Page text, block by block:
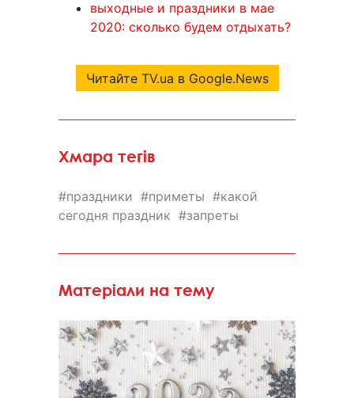
выходные и праздники в мае
2020: сколько будем отдыхать?
Читайте TV.ua в Google.News
Хмара тегів
праздники приметы
какой
сегодня праздник
запреты
Матеріали на тему